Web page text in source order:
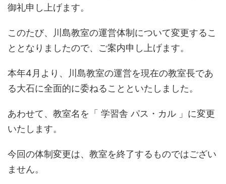
御礼申し上げます。
このたび、川島教室の運営体制について変更するこ
ととなりましたので、ご案内申し上げます。
本年4月より、川島教室の運営を現在の教室長であ
る大石に全面的に委ねることといたしました。
あわせて、教室名を「 学習舎 パス・カル 」に変更
いたします。
今回の体制変更は、教室を終了するものではござい
ません。